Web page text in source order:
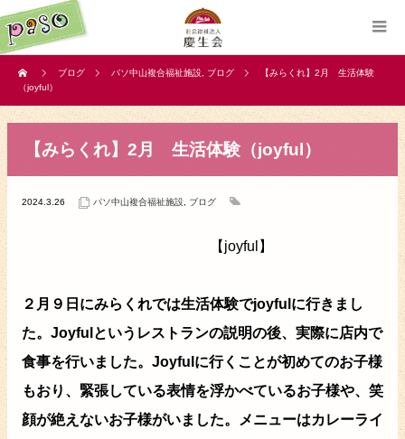
ブログ パソ中山複合福祉施設 ブログ
【みらくれ】2月 生活体験
（joyful）
【みらくれ】2月 生活体験（joyful）
2024.3.26 パソ中山複合福祉施設 ブログ
【joyful】
２月９日にみらくれでは生活体験でjoyfulに行きまし
た。Joyfulというレストランの説明の後、実際に店内で
食事を行いました。Joyfulに行くことが初めてのお子様
もおり、緊張している表情を浮かべているお子様や、笑
顔が絶えないお子様がいました。メニューはカレーライ